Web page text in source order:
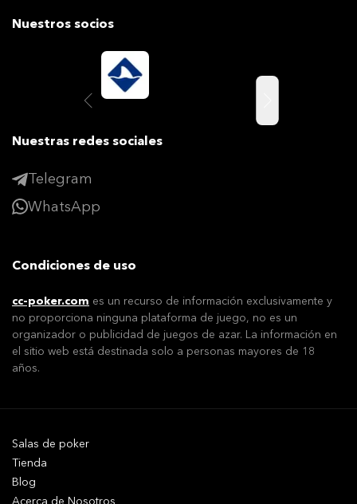
Nuestros socios
Nuestras redes sociales
Telegram
WhatsApp
Condiciones de uso
cc-poker.com es un recurso de información exclusivamente y
no proporciona ninguna plataforma de juego, no es un
organizador o publicidad de juegos de azar. La información en
el sitio web está destinada solo a personas mayores de 18
años.
Salas de poker
Tienda
Blog
Acerca de Nosotros